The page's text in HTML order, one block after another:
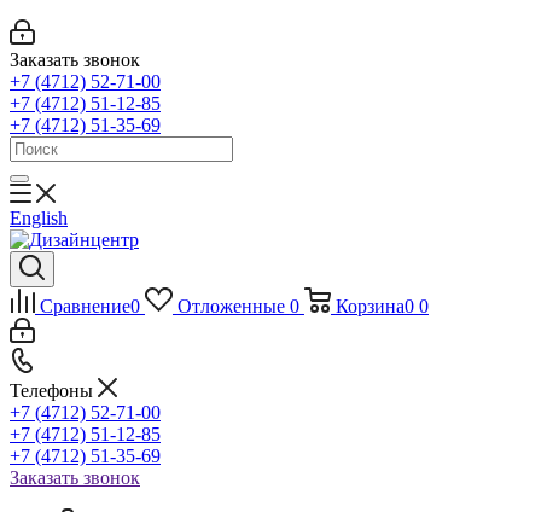
Заказать звонок
+7 (4712) 52-71-00
+7 (4712) 51-12-85
+7 (4712) 51-35-69
English
Сравнение0 Отложенные 0 Корзина0 0
Телефоны
+7 (4712) 52-71-00
+7 (4712) 51-12-85
+7 (4712) 51-35-69
Заказать звонок